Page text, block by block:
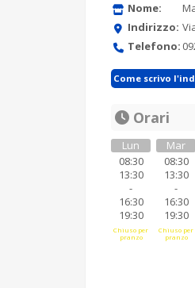
Nome:
Indirizzo:
Telefono:
Come scrivo
Orari
Lun
08:30
13:30
-
16:30
19:30
Chiuso per
pranzo
Mar
08:30
13:30
-
16:30
19:30
Chiuso per
pranzo